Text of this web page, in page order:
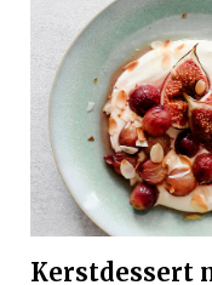
Kerstdessert